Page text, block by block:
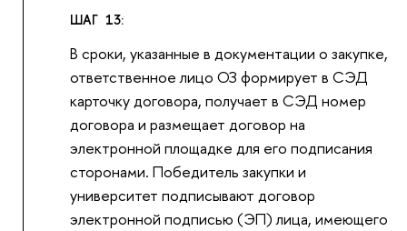
ШАГ 13:
В сроки, указанные в документации о закупке,
ответственное лицо ОЗ формирует в СЭД
карточку договора, получает в СЭД номер
договора и размещает договор на
электронной площадке для его подписания
сторонами. Победитель закупки и
университет подписывают договор
электронной подписью (ЭП) лица, имеющего